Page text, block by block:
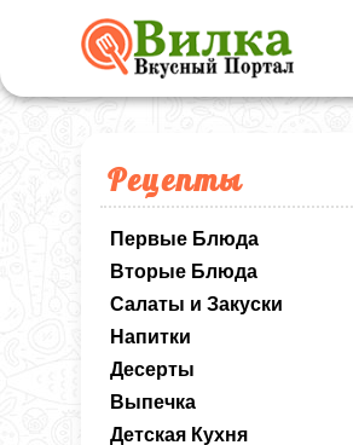
Рецепты
Первые Блюда
Вторые Блюда
Салаты и Закуски
Напитки
Десерты
Выпечка
Детская Кухня